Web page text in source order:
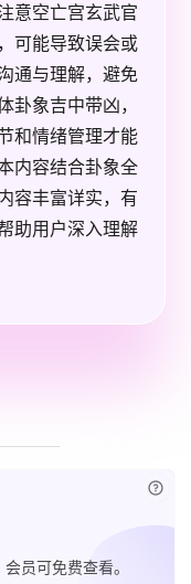
意空亡宫玄武官
可能导致误会或
通与理解，避免
卦象吉中带凶，
和情绪管理才能
内容结合卦象全
容丰富详实，有
助用户深入理解
员可免费查看。